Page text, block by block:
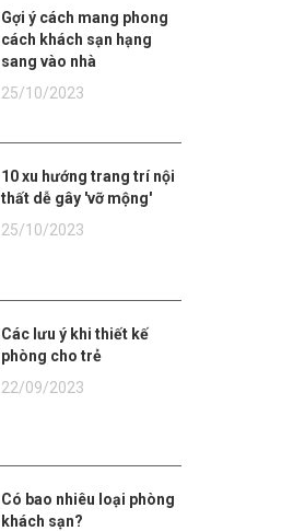
Gợi ý cách mang phong
cách khách sạn hạng
sang vào nhà
25/10/2023
10 xu hướng trang trí nội
thất dễ gây 'vỡ mộng'
25/10/2023
Các lưu ý khi thiết kế
phòng cho trẻ
22/09/2023
Có bao nhiêu loại phòng
khách sạn?